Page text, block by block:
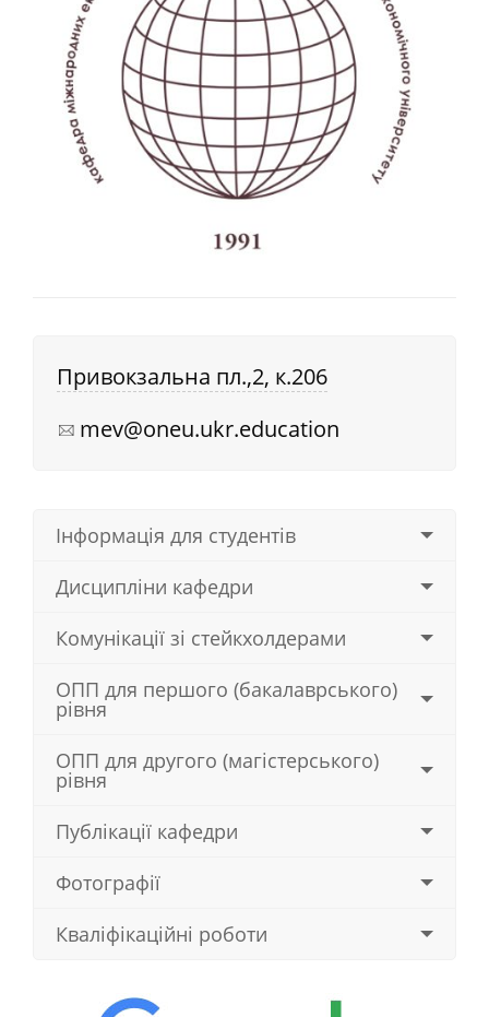
Привокзальна пл.,2, к.206
mev@oneu.ukr.education
Інформація для студентів
Дисципліни кафедри
Комунікації зі стейкхолдерами
ОПП для першого (бакалаврського)
рівня
ОПП для другого (магістерського)
рівня
Публікації кафедри
Фотографії
Кваліфікаційні роботи